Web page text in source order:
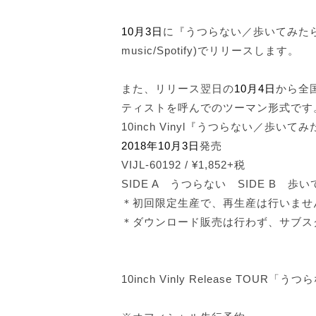
10月3日 に『うつらない／歩いてみた
music/Spotify)でリリースします。
また、リリース翌日の10月4日から全
ティストを呼んでのツーマン形式です
10inch Vinyl『うつらない／歩いてみ
2018年10月3日発売
VIJL-60192 / ¥1,852+税
SIDE A うつらない SIDE B 歩い
＊初回限定生産で、再生産は行いませ
＊ダウンロード販売は行わず、サブ
10inch Vinly Release TOUR「うつ